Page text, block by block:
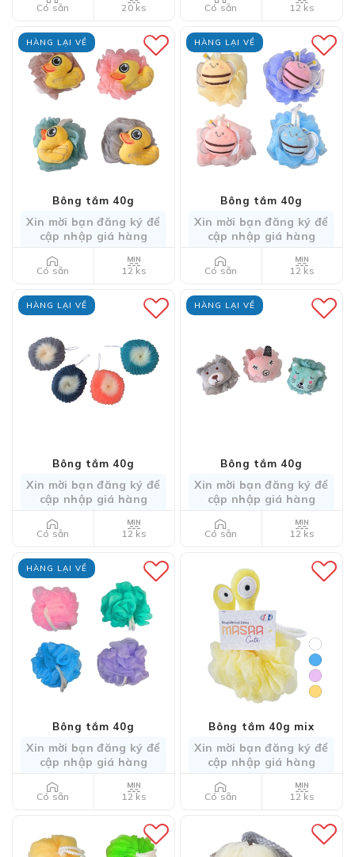
Có sẵn 20 ks Có sẵn 12 ks
HÀNG LẠI VỀ
Bông tắm 40g
Xin mời bạn đăng ký để
cập nhập giá hàng
Có sẵn 12 ks
HÀNG LẠI VỀ
Bông tắm 40g
Xin mời bạn đăng ký để
cập nhập giá hàng
Có sẵn 12 ks
HÀNG LẠI VỀ
Bông tắm 40g
Xin mời bạn đăng ký để
cập nhập giá hàng
Có sẵn 12 ks
HÀNG LẠI VỀ
Bông tắm 40g
Xin mời bạn đăng ký để
cập nhập giá hàng
Có sẵn 12 ks
HÀNG LẠI VỀ
Bông tắm 40g
Xin mời bạn đăng ký để
cập nhập giá hàng
Có sẵn 12 ks
Bông tắm 40g mix
Xin mời bạn đăng ký để
cập nhập giá hàng
Có sẵn 12 ks